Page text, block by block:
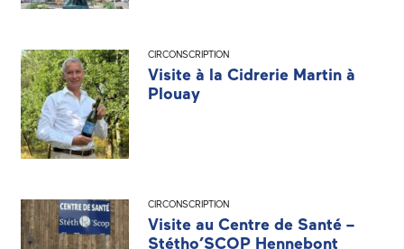
CIRCONSCRIPTION
Visite à la Cidrerie Martin à
Plouay
CIRCONSCRIPTION
Visite au Centre de Santé –
Stétho’SCOP Hennebont